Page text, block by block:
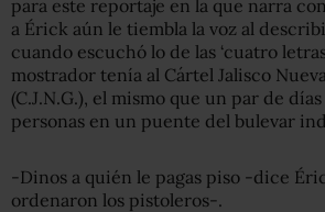
para este reportaje en la que narra
a Érick aún le tiembla la voz al
cuando escuchó lo de las ‘cuatro
mostrador tenía al Cártel Jalisco
(C.J.N.G.), el mismo que un par de
personas en un puente del bulevar
-Dinos a quién le pagas piso -dice
ordenaron los pistoleros-.